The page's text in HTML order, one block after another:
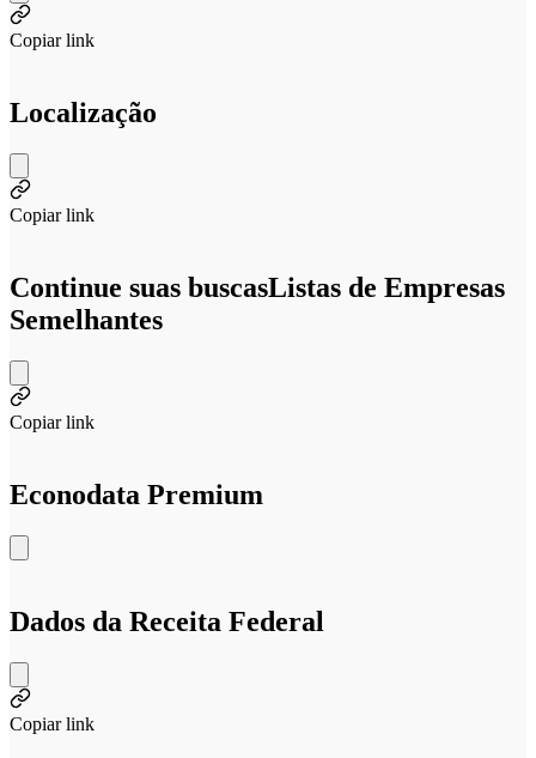
Copiar link
Localização
Copiar link
Continue suas buscasListas de Empresas
Semelhantes
Copiar link
Econodata Premium
Dados da Receita Federal
Copiar link